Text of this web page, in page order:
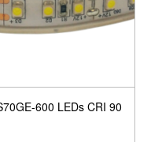
600 LEDs CRI 90